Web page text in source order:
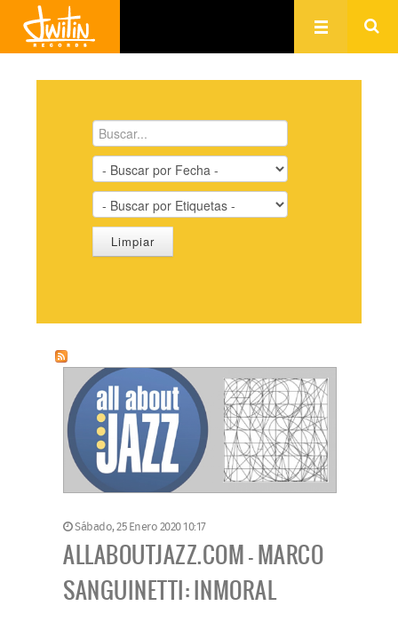
Sábado, 25 Enero 2020 10:17
ALLABOUTJAZZ.COM - MARCO
SANGUINETTI: INMORAL